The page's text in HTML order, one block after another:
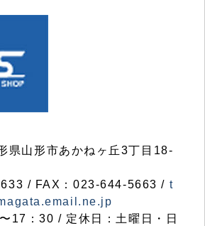
山形市あかねヶ丘3丁目18-
/ FAX：023-644-5663 / t
17：30 / 定休日：土曜日・日